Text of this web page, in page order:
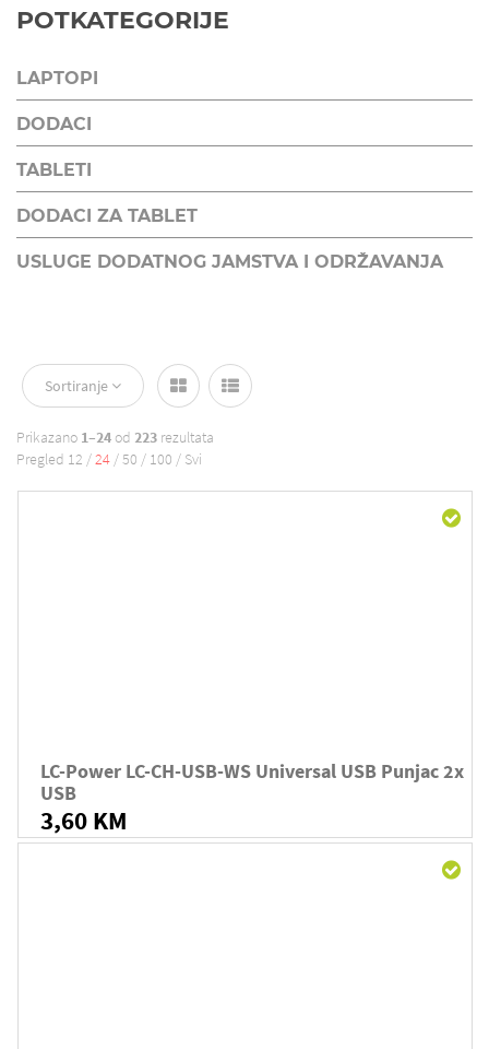
POTKATEGORIJE
LAPTOPI
DODACI
TABLETI
DODACI ZA TABLET
USLUGE DODATNOG JAMSTVA I ODRŽAVANJA
Sortiranje
Prikazano 1–24 od 223 rezultata
Pregled 12 /24 /50 / 100 / Svi
LC-Power LC-CH-USB-WS Universal USB Punjac 2x
USB
3,60 KM